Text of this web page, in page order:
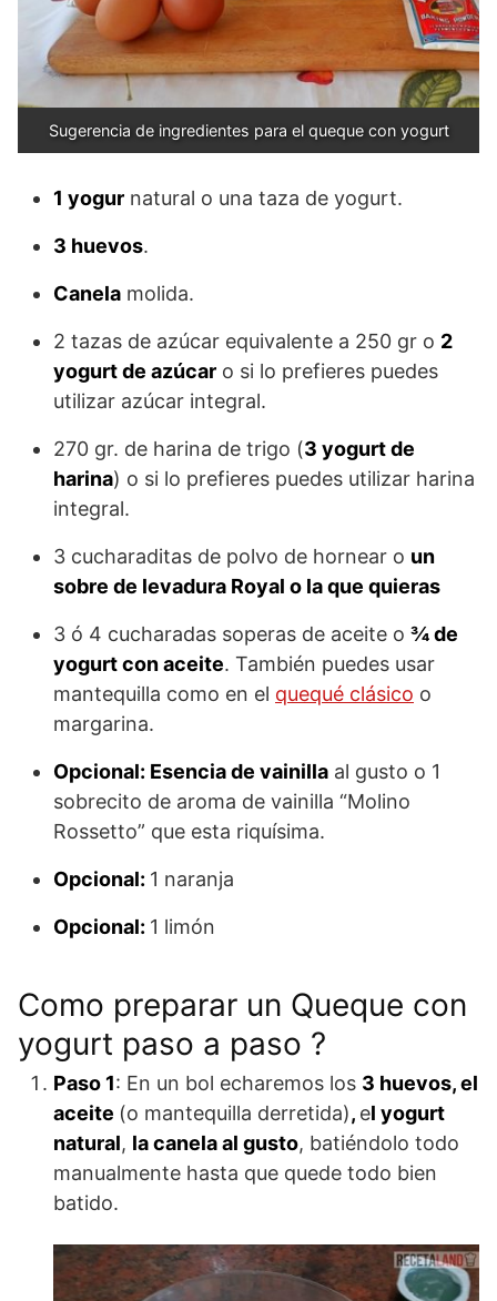
Sugerencia de ingredientes para el queque con yogurt
1 yogur natural o una taza de yogurt.
3 huevos.
Canela molida.
2 tazas de azúcar equivalente a 250 gr o 2
yogurt de azúcar o si lo prefieres puedes
utilizar azúcar integral.
270 gr. de harina de trigo (3 yogurt de
harina) o si lo prefieres puedes utilizar harina
integral.
3 cucharaditas de polvo de hornear o un
sobre de levadura Royal o la que quieras
3 ó 4 cucharadas soperas de aceite o ¾ de
yogurt con aceite. También puedes usar
mantequilla como en el quequé clásico o
margarina.
Opcional: Esencia de vainilla al gusto o 1
sobrecito de aroma de vainilla “Molino
Rossetto” que esta riquísima.
Opcional: 1 naranja
Opcional: 1 limón
Como preparar un Queque con
yogurt paso a paso ?
Paso 1: En un bol echaremos los 3 huevos, el
aceite (o mantequilla derretida), el yogurt
natural, la canela al gusto, batiéndolo todo
manualmente hasta que quede todo bien
batido.